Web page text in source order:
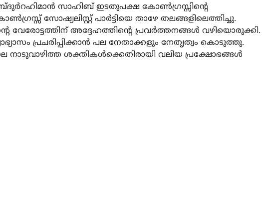
സാഹിബ് ഇടതുപക്ഷ കോൺഗ്രസ്സിന്റെ
സോഷ്യലിസ്റ്റ് പാർട്ടിയെ താഴേ തലങ്ങളിലെത്തിച്ചു.
വേരോട്ടത്തിന് അദ്ദേഹത്തിന്റെ പ്രവർത്തനങ്ങൾ വഴിയൊരുക്കി.
പ്രചരിപ്പിക്കാൻ പല നേതാക്കളും നേതൃത്വം കൊടുത്തു.
നാടുവാഴിത്ത ശക്തികൾക്കെതിരായി വലിയ പ്രക്ഷോഭങ്ങൾ